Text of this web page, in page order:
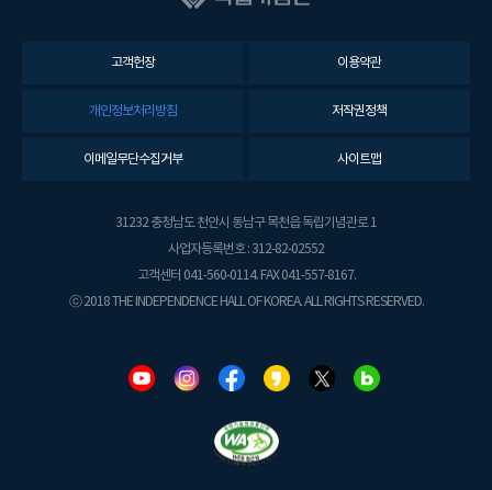
고객헌장 이용약관
개인정보처리방침 저작권정책
이메일무단수집거부 사이트맵
31232 충청남도 천안시 동남구 목천읍 독립기념관로 1
사업자등록번호 : 312-82-02552
고객센터 041-560-0114. FAX 041-557-8167.
ⓒ 2018 THE INDEPENDENCE HALL OF KOREA. ALL RIGHTS RESERVED.